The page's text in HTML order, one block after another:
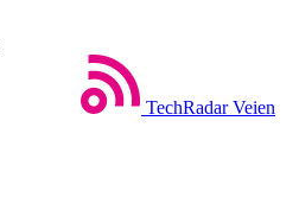
TechRadar Veien